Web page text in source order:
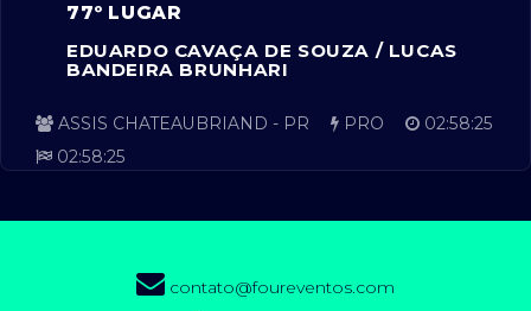
77º LUGAR
EDUARDO CAVAÇA DE SOUZA / LUCAS
BANDEIRA BRUNHARI
ASSIS CHATEAUBRIAND - PR PRO
02:58:25
02:58:25
contato@foureventos.com